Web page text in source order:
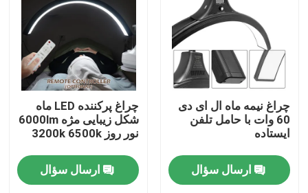
چراغ نیمه ماه ال ای دی
60 وات با حامل تلفن
ایستاده
ارسال سؤال
چراغ پرکننده LED ماه
شکل زیبایی مژه 6000lm
نور روز 3200k 6500k
ارسال سؤال